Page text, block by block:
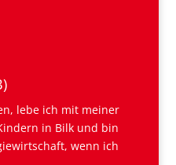
lebe ich mit meiner
in Bilk und bin
wenn ich